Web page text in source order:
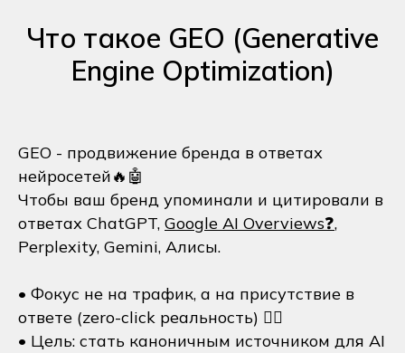
Что такое GEO (Generative
Engine Optimization)
GEO - продвижение бренда в ответах
нейросетей🔥🤖
Чтобы ваш бренд упоминали и цитировали в
ответах ChatGPT, Google AI Overviews❓,
Perplexity, Gemini, Алисы.
• Фокус не на трафик, а на присутствие в
ответе (zero-click реальность) 😶‍🌫️
• Цель: стать каноничным источником для AI